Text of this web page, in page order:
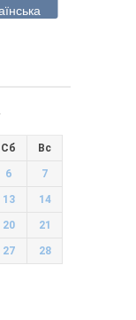
Сб Вс
6 7
13 14
20 21
27 28